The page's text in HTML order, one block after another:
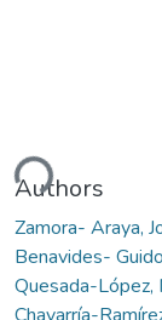
Loading...
Authors
Zamora- Araya,
Benavides-
Quesada-López,